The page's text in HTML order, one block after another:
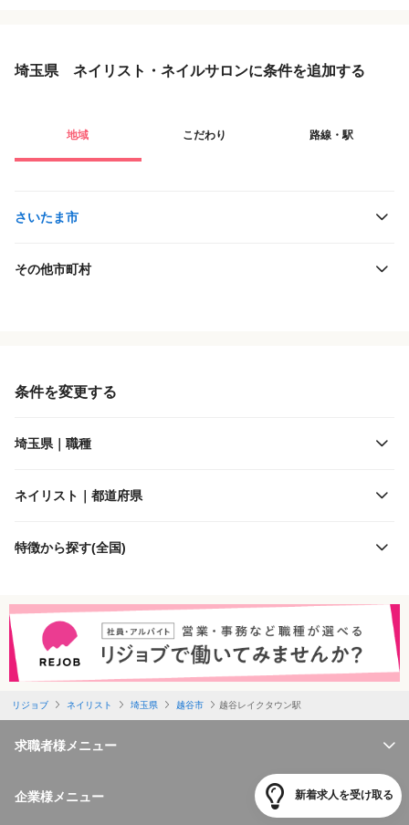
埼玉県 ネイリスト・ネイルサロンに条件を追加する
地域 こだわり 路線・駅
さいたま市
その他市町村
勤務体制
特徴
必要経験
福利厚生
首都圏新都市鉄道
埼玉新都市交通
条件を変更する
埼玉県｜職種
ネイリスト｜都道府県
特徴から探す(全国)
リジョブ ネイリスト 埼玉県 越谷市 越谷レイクタウン駅
新着求人を受け取る
求職者様メニュー
企業様メニュー